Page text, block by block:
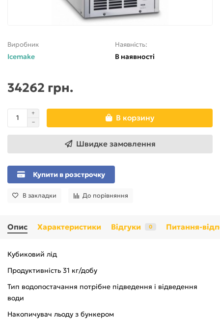
Виробник
Icemake
Наявність:
В наявності
34262 грн.
В корзину
Швидке замовлення
Купити в розстрочку
В закладки До порівняння
Опис Характеристики Відгуки 0 Питання-
Кубиковий лід
Продуктивність 31 кг/добу
Тип водопостачання потрібне підведення і відведення
води
Накопичувач льоду з бункером